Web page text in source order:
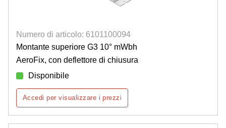
Numero di articolo: 6101100094
Montante superiore G3 10° mWbh
AeroFix, con deflettore di chiusura
Disponibile
Accedi per visualizzare i prezzi